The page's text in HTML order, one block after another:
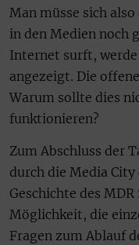
Man müsse sich
in den Medien noch
Internet surft,
angezeigt. Die
Warum sollte dies
funktionieren?
Zum Abschluss der
durch die Media
Geschichte des
Möglichkeit, die
Fragen zum Ablauf